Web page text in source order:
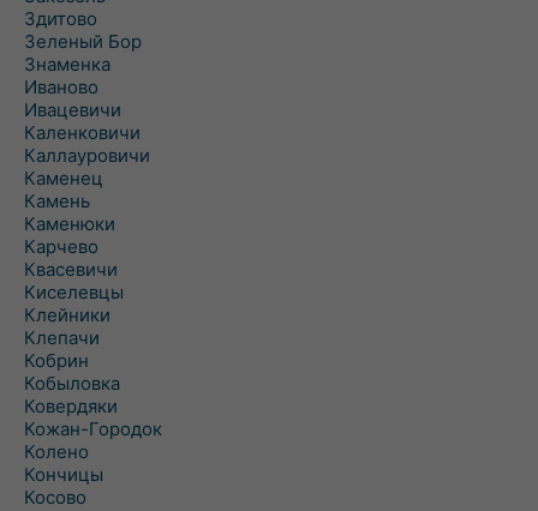
Здитово
Зеленый Бор
Знаменка
Иваново
Ивацевичи
Каленковичи
Каллауровичи
Каменец
Камень
Каменюки
Карчево
Квасевичи
Киселевцы
Клейники
Клепачи
Кобрин
Кобыловка
Ковердяки
Кожан-Городок
Колено
Кончицы
Косово